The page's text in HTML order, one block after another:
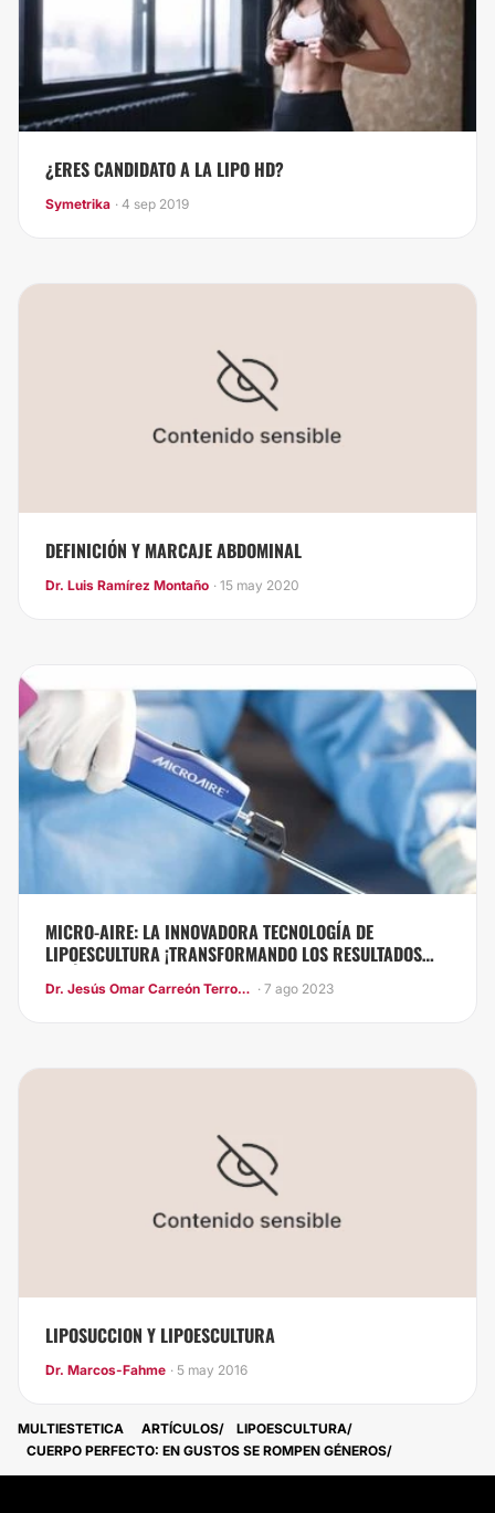
¿ERES CANDIDATO A LA LIPO HD?
Symetrika · 4 sep 2019
DEFINICIÓN Y MARCAJE ABDOMINAL
Dr. Luis Ramírez Montaño · 15 may 2020
MICRO-AIRE: LA INNOVADORA TECNOLOGÍA DE
LIPOESCULTURA ¡TRANSFORMANDO LOS RESULTADOS
Dr. Jesús Omar Carreón Terrones · 7 ago 2023
LIPOSUCCION Y LIPOESCULTURA
Dr. Marcos-Fahme · 5 may 2016
MULTIESTETICA ARTÍCULOS
LIPOESCULTURA
CUERPO PERFECTO: EN GUSTOS SE ROMPEN GÉNEROS